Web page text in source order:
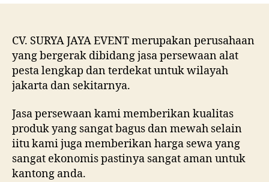
CV. SURYA JAYA EVENT merupakan perusahaan
yang bergerak dibidang jasa persewaan alat
pesta lengkap dan terdekat untuk wilayah
jakarta dan sekitarnya.
Jasa persewaan kami memberikan kualitas
produk yang sangat bagus dan mewah selain
iitu kami juga memberikan harga sewa yang
sangat ekonomis pastinya sangat aman untuk
kantong anda.